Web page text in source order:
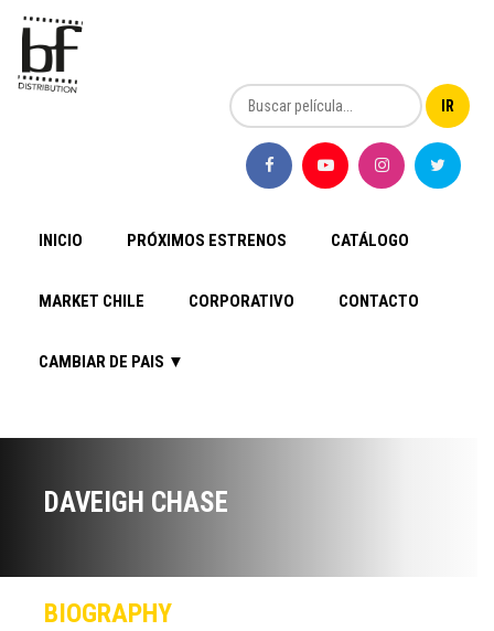
INICIO PRÓXIMOS ESTRENOS CATÁLOGO
MARKET CHILE CORPORATIVO CONTACTO
CAMBIAR DE PAIS ▼
DAVEIGH CHASE
BIOGRAPHY